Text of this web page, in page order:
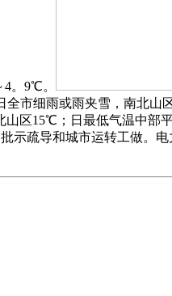
。9℃。
市细雨或雨夹雪，南北
区15℃；日最低气温中
示疏导和城市运转工做。